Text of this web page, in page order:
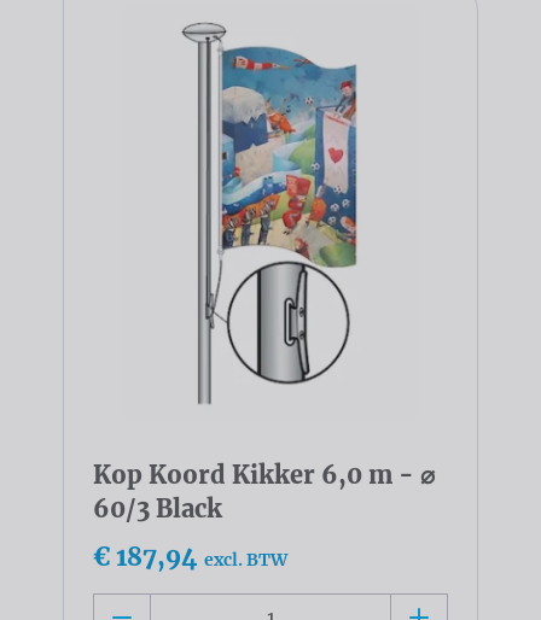
Kop Koord Kikker 6,0 m - ⌀
60/3 Black
€ 187,94 excl. BTW